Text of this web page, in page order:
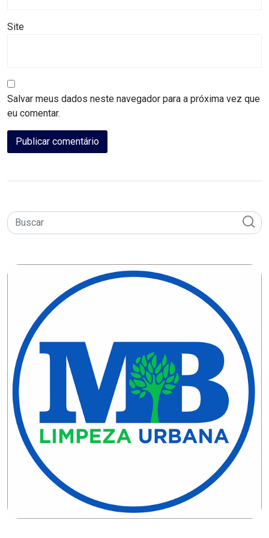
CÂMARA
FEDERAL
DE
CAMPEONATO
BLOCOS
CAPACITAÇÃO
CARNAUBAIS
CARNAVAL
CARNAVAL
DE
MACAU
CARNAVAL
Site
Salvar meus dados neste navegador para a próxima vez que
eu comentar.